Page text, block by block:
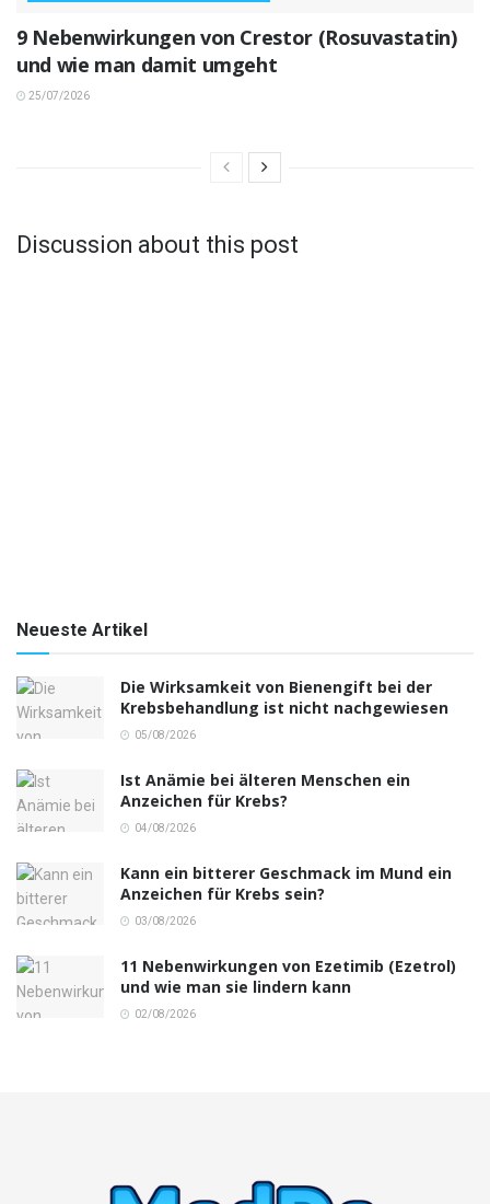
9 Nebenwirkungen von Crestor (Rosuvastatin)
und wie man damit umgeht
25/07/2026
Discussion about this post
Neueste Artikel
Die Wirksamkeit von Bienengift bei der
Krebsbehandlung ist nicht nachgewiesen
05/08/2026
Ist Anämie bei älteren Menschen ein
Anzeichen für Krebs?
04/08/2026
Kann ein bitterer Geschmack im Mund ein
Anzeichen für Krebs sein?
03/08/2026
11 Nebenwirkungen von Ezetimib (Ezetrol)
und wie man sie lindern kann
02/08/2026